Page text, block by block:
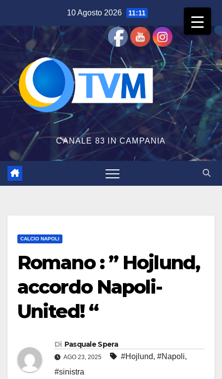
contenuto
10 Agosto 2026 11:11
CANALE 83 IN CAMPANIA
CALCIO NAPOLI
Romano : ” Hojlund,
accordo Napoli-
United! “
Di Pasquale Spera
AGO 23, 2025 #Hojlund, #Napoli,
#sinistra